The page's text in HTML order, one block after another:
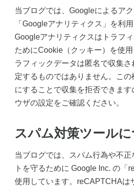
当ブログでは、Googleによるア
「Googleアナリティクス」を利用
Googleアナリティクスはトラフ
ためにCookie（クッキー）を使
ラフィックデータは匿名で収集
定するものではありません。こ
にすることで収集を拒否できま
ウザの設定をご確認ください。
スパム対策ツール
当ブログでは、スパム行為や不正
トを守るために Google Inc. の「
使用しています。reCAPTCHAは